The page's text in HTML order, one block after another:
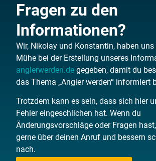
Fragen zu den
Informationen?
Wir, Nikolay und Konstantin, haben
Mühe bei der Erstellung unseres
anglerwerden.de gegeben, damit du
das Thema „Angler werden“ informiert
Trotzdem kann es sein, dass sich hier
Fehler eingeschlichen hat. Wenn du
Änderungsvorschläge oder Fragen
gerne über deinen Anruf und bessern
nach.